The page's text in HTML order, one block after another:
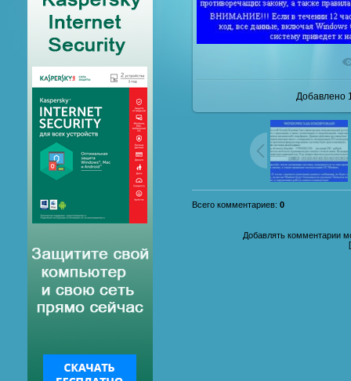
В
Добавлено
Всего комментариев: 0
Добавлять комментарии